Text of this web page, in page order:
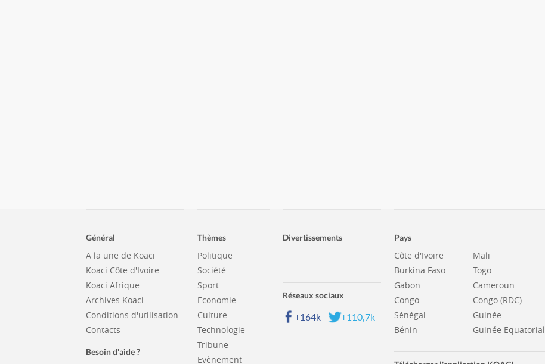
Général
A la une de Koaci
Koaci Côte d'Ivoire
Koaci Afrique
Archives Koaci
Conditions d'utilisation
Contacts
Besoin d'aide ?
Thèmes
Politique
Société
Sport
Economie
Culture
Technologie
Tribune
Evènement
Divertissements
Réseaux sociaux
+164k +110,7k
Pays
Côte d'Ivoire
Burkina Faso
Gabon
Congo
Sénégal
Bénin
Mali
Togo
Cameroun
Congo (RDC)
Guinée
Guinée Equatorial